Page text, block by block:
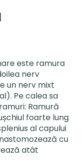
este ramura
nerv
un nerv mixt
Pe calea sa
Ramură
foarte lung
al capului
cu
atât